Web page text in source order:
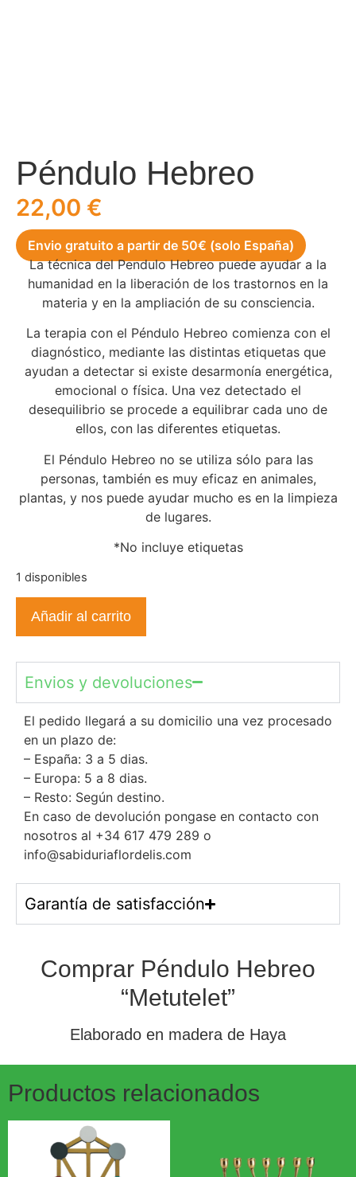
Péndulo Hebreo
22,00 €
Envio gratuito a partir de 50€ (solo España)
La técnica del Pendulo Hebreo puede ayudar a la
humanidad en la liberación de los trastornos en la
materia y en la ampliación de su consciencia.
La terapia con el Péndulo Hebreo comienza con el
diagnóstico, mediante las distintas etiquetas que
ayudan a detectar si existe desarmonía energética,
emocional o física. Una vez detectado el
desequilibrio se procede a equilibrar cada uno de
ellos, con las diferentes etiquetas.
El Péndulo Hebreo no se utiliza sólo para las
personas, también es muy eficaz en animales,
plantas, y nos puede ayudar mucho es en la limpieza
de lugares.
*No incluye etiquetas
1 disponibles
Añadir al carrito
Envios y devoluciones
El pedido llegará a su domicilio una vez procesado
en un plazo de:
– España: 3 a 5 dias.
– Europa: 5 a 8 dias.
– Resto: Según destino.
En caso de devolución pongase en contacto con
nosotros al +34 617 479 289 o
info@sabiduriaflordelis.com
Garantía de satisfacción
Comprar Péndulo Hebreo
“Metutelet”
Elaborado en madera de Haya
Productos relacionados